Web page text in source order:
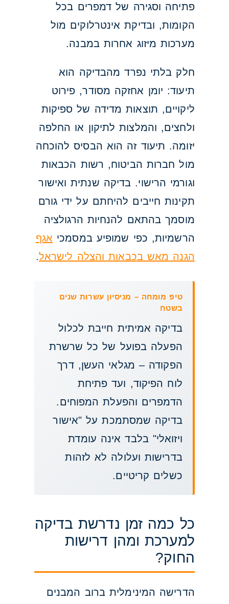
פתיחה וסגירה של דמפרים בכל
הקומות, ובדיקת אינטרלוקים מול
מערכות מיזוג אחרות במבנה.
חלק בלתי נפרד מהבדיקה הוא
תיעוד: יומן אחזקה מסודר, פירוט
ליקויים, תוצאות מדידה של ספיקות
ולחצים, והמלצות לתיקון או החלפה
יזומה. תיעוד זה הוא הבסיס להוכחה
מול חברות הביטוח, רשות הכבאות
וגורמי הרישוי. בדיקה שנתית ואישור
תקינות חייבים להיחתם על ידי גורם
מוסמך בהתאם להנחיות הרגולציה
הרשמיות, כפי שמופיע במסמכי אגף
הגנה מאש בכבאות והצלה לישראל.
טיפ מומחה – מניסיון עשרות שנים
בשטח
בדיקה אמיתית חייבת לכלול
הפעלה בפועל של כל שרשרת
הפקודה – מגלאי העשן, דרך
לוח הפיקוד, ועד פתיחת
הדמפרים והפעלת המפוחים.
בדיקה שמסתמכת על "אישור
ויזואלי" בלבד אינה עומדת
בדרישות ועלולה לא לזהות
כשלים קריטיים.
כל כמה זמן נדרשת בדיקה
למערכת ומהן דרישות
החוק?
הדרישה המינימלית ברוב המבנים